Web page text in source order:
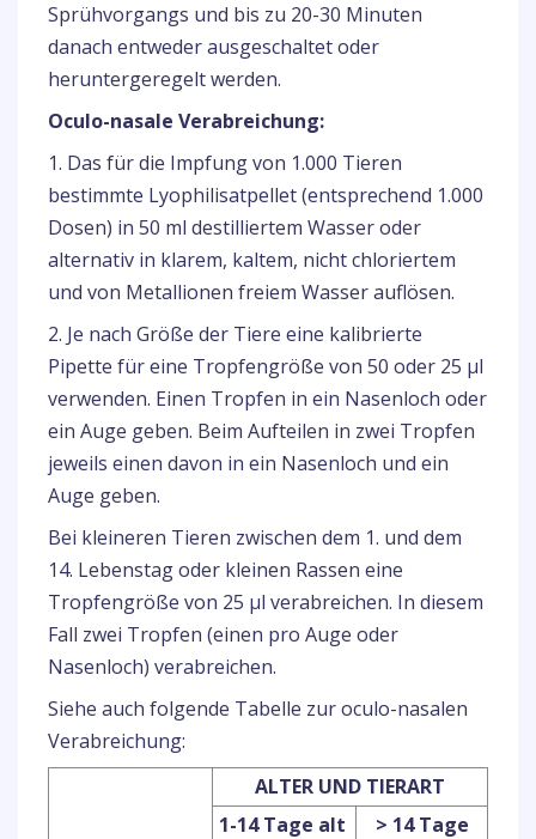
Sprühvorgangs und bis zu 20-30 Minuten
danach entweder ausgeschaltet oder
heruntergeregelt werden.
Oculo-nasale Verabreichung:
1. Das für die Impfung von 1.000 Tieren
bestimmte Lyophilisatpellet (entsprechend 1.000
Dosen) in 50 ml destilliertem Wasser oder
alternativ in klarem, kaltem, nicht chloriertem
und von Metallionen freiem Wasser auflösen.
2. Je nach Größe der Tiere eine kalibrierte
Pipette für eine Tropfengröße von 50 oder 25 µl
verwenden. Einen Tropfen in ein Nasenloch oder
ein Auge geben. Beim Aufteilen in zwei Tropfen
jeweils einen davon in ein Nasenloch und ein
Auge geben.
Bei kleineren Tieren zwischen dem 1. und dem
14. Lebenstag oder kleinen Rassen eine
Tropfengröße von 25 µl verabreichen. In diesem
Fall zwei Tropfen (einen pro Auge oder
Nasenloch) verabreichen.
Siehe auch folgende Tabelle zur oculo-nasalen
Verabreichung:
ALTER UND TIERART
1-14 Tage alt
> 14 Tage